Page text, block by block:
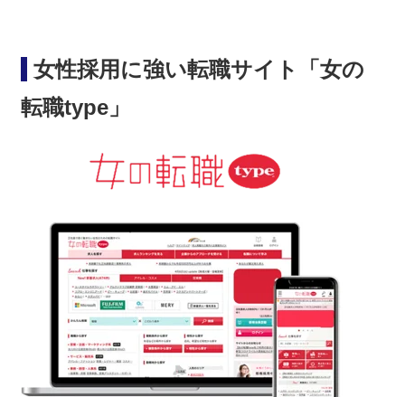
女性採用に強い転職サイト「女の
転職type」